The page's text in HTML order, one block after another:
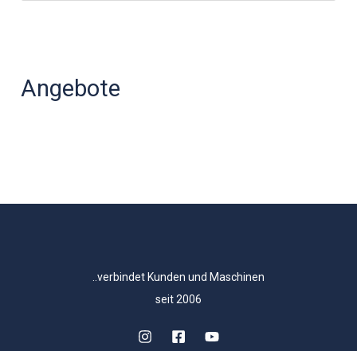
Angebote
..verbindet Kunden und Maschinen
seit 2006